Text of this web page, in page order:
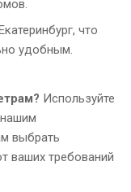
что
удобным.
Используйте
выбрать
ваших требований